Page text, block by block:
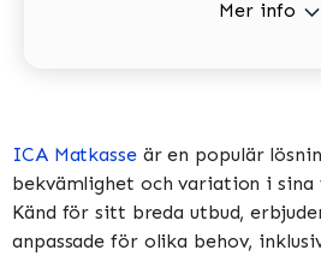
Mer info
ICA Matkasseär en populär
bekvämlighet och variation i sina
Känd för sitt breda utbud,
anpassade för olika behov,